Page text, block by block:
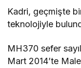
Kadri, geçmişte
teknolojiyle
MH370 sefer
Mart 2014’te